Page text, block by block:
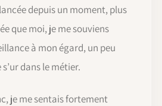
depuis un moment, plus
que moi, je me souviens
à mon égard, un peu
dans le métier.
je me sentais fortement